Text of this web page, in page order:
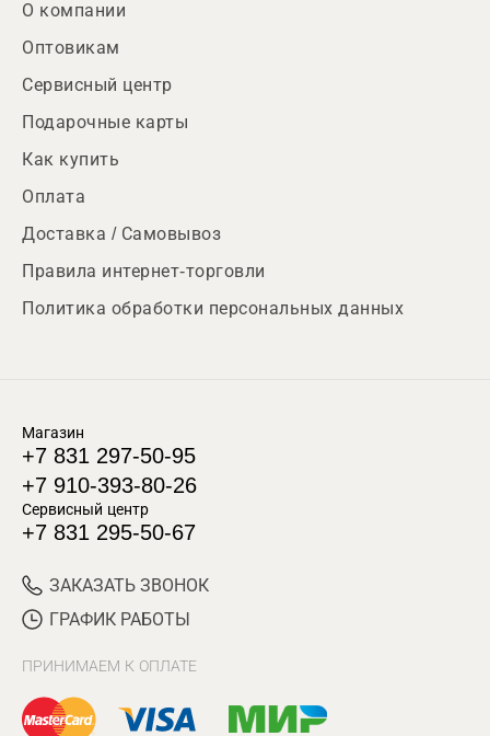
О компании
Оптовикам
Сервисный центр
Подарочные карты
Как купить
Оплата
Доставка / Самовывоз
Правила интернет-торговли
Политика обработки персональных данных
Магазин
+7 831 297-50-95
+7 910-393-80-26
Сервисный центр
+7 831 295-50-67
ЗАКАЗАТЬ ЗВОНОК
ГРАФИК РАБОТЫ
ПРИНИМАЕМ К ОПЛАТЕ